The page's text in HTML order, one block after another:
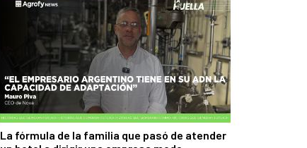
La fórmula de la familia que pasó de atender